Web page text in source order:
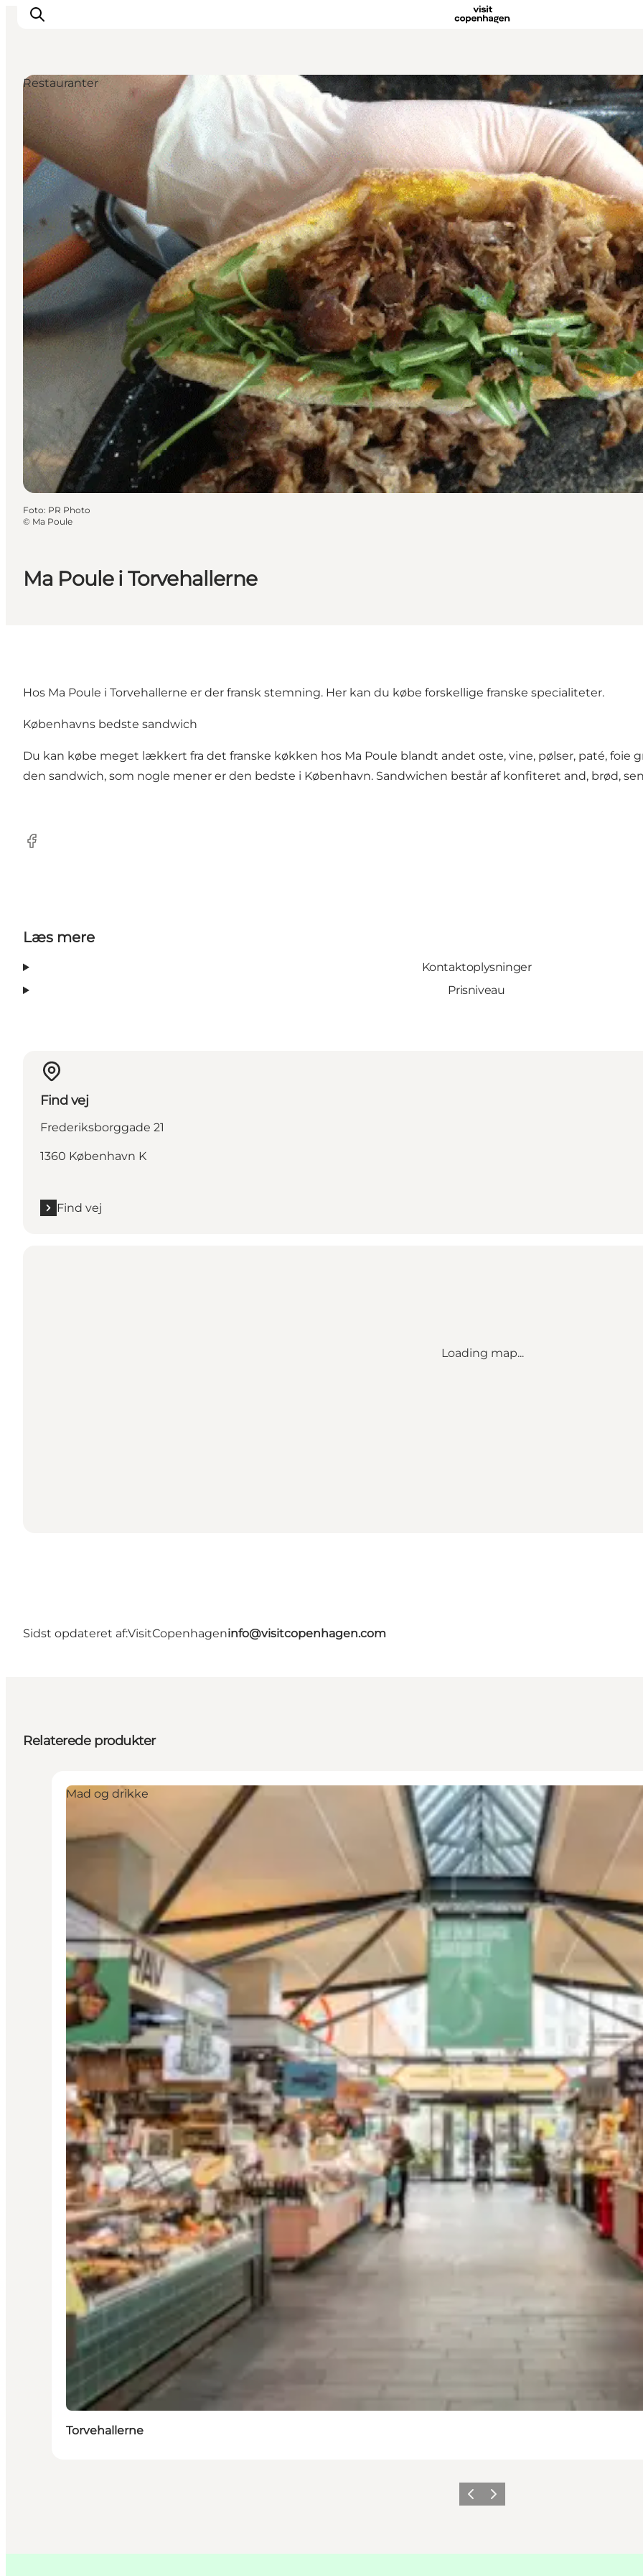
This is Copenhagen
Aktiviteter
Spis & drik
Områder
Planlæg din tur
CopenPay
Copenhagen Card
Ma Poule i Torvehallerne
Restauranter
Foto: PR Photo
© Ma Poule
Hos Ma Poule i Torvehallerne er der fransk stemning. Her kan du købe forskellige franske specialiteter.
Københavns bedste sandwich
Du kan købe meget lækkert fra det franske køkken hos Ma Poule blandt andet oste, vine, pølser, paté, foie
den sandwich, som nogle mener er den bedste i København. Sandwichen består af konfiteret and, brød,
Facebook
Læs mere
Kontaktoplysninger
Prisniveau
Find vej
Frederiksborggade 21
1360 København K
Find vej
Loading map...
Sidst opdateret af:VisitCopenhageninfo@visitcopenhagen.com
Relaterede produkter
Mad og drikke
Torvehallerne
ForrigeNæste